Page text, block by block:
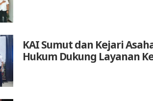
KAI Sumut dan Kejari
Hukum Dukung Layanan